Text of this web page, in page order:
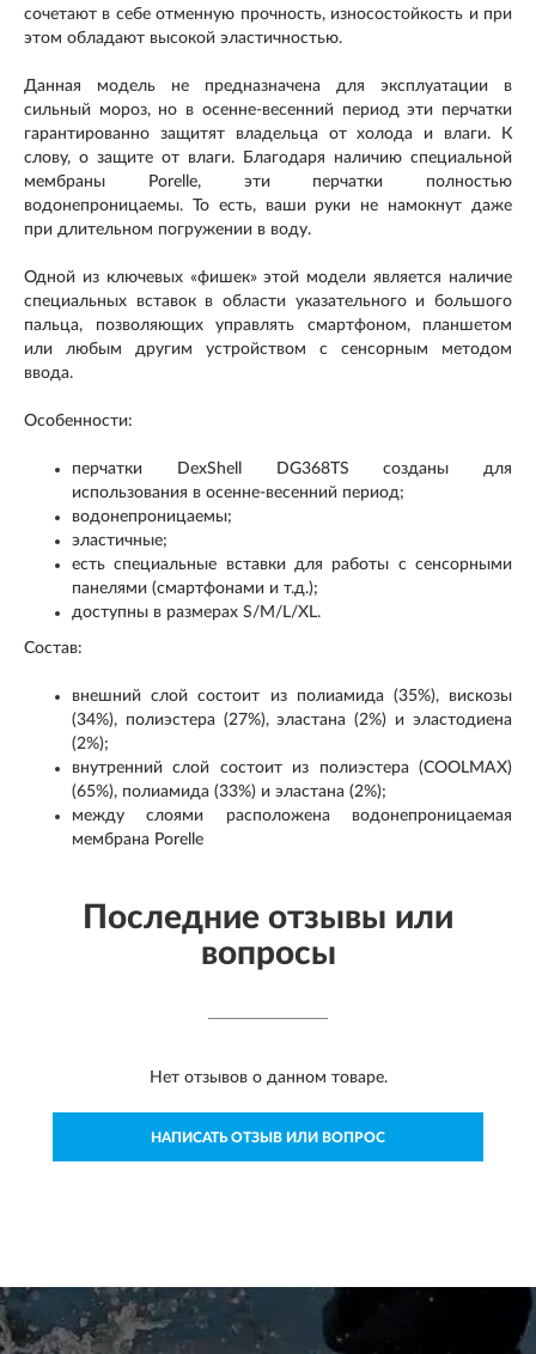
сочетают в себе отменную прочность, износостойкость и при
этом обладают высокой эластичностью.
Данная модель не предназначена для эксплуатации в
сильный мороз, но в осенне-весенний период эти перчатки
гарантированно защитят владельца от холода и влаги. К
слову, о защите от влаги. Благодаря наличию специальной
мембраны Porelle, эти перчатки полностью
водонепроницаемы. То есть, ваши руки не намокнут даже
при длительном погружении в воду.
Одной из ключевых «фишек» этой модели является наличие
специальных вставок в области указательного и большого
пальца, позволяющих управлять смартфоном, планшетом
или любым другим устройством с сенсорным методом
ввода.
Особенности:
перчатки DexShell DG368TS созданы для
использования в осенне-весенний период;
водонепроницаемы;
эластичные;
есть специальные вставки для работы с сенсорными
панелями (смартфонами и т.д.);
доступны в размерах S/M/L/XL.
Состав:
внешний слой состоит из полиамида (35%), вискозы
(34%), полиэстера (27%), эластана (2%) и эластодиена
(2%);
внутренний слой состоит из полиэстера (COOLMAX)
(65%), полиамида (33%) и эластана (2%);
между слоями расположена водонепроницаемая
мембрана Porelle
Последние отзывы или
вопросы
Нет отзывов о данном товаре.
НАПИСАТЬ ОТЗЫВ ИЛИ ВОПРОС